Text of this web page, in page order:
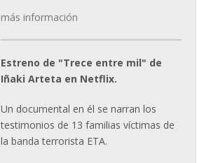
más información
Estreno de "Trece entre mil" de
Iñaki Arteta en Netflix.
Un documental en él se narran los
testimonios de 13 familias víctimas de
la banda terrorista ETA.